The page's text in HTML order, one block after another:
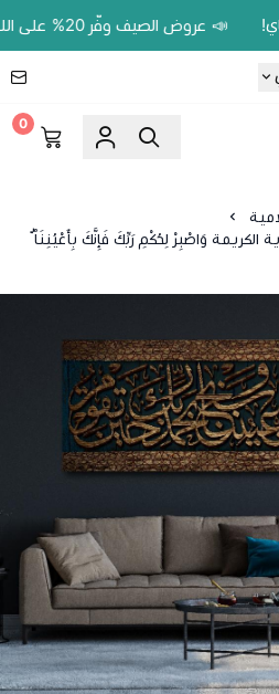
📣 عروض الصيف وفّر 20% على اللوحات الحين.. واكسب 200 ريال رصيد بمحفظتك لطلبك الجاي!
0
الكريمة وَاصْبِرْ لِحُكْمِ رَبِّكَ فَإِنَّكَ بِأَعْيُنِنَا